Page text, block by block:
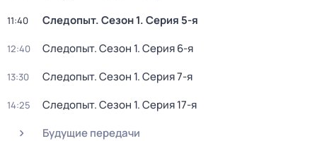
11:40 Следопыт. Сезон 1. Серия 5-я
12:40 Следопыт. Сезон 1. Серия 6-я
13:30 Следопыт. Сезон 1. Серия 7-я
14:25 Следопыт. Сезон 1. Серия 17-я
Будущие передачи